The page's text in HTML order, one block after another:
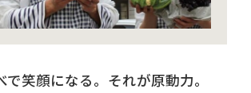
で笑顔になる。それが原動力。